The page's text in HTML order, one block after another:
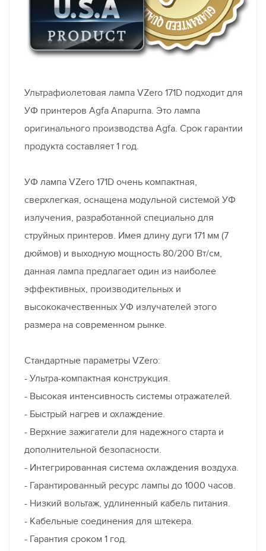
Ультрафиолетовая лампа VZero 171D подходит для
УФ принтеров Agfa Anapurna. Это лампа
оригинального производства Agfa. Срок гарантии
продукта составляет 1 год.
УФ лампа VZero 171D очень компактная,
сверхлегкая, оснащена модульной системой УФ
излучения, разработанной специально для
струйных принтеров. Имея длину дуги 171 мм (7
дюймов) и выходную мощность 80/200 Вт/см,
данная лампа предлагает один из наиболее
эффективных, производительных и
высококачественных УФ излучателей этого
размера на современном рынке.
Стандартные параметры VZero:
- Ультра-компактная конструкция.
- Высокая интенсивность системы отражателей.
- Быстрый нагрев и охлаждение.
- Верхние зажигатели для надежного старта и
дополнительной безопасности.
- Интегрированная система охлаждения воздуха.
- Гарантированный ресурс лампы до 1000 часов.
- Низкий вольтаж, удлиненный кабель питания.
- Кабельные соединения для штекера.
- Гарантия сроком 1 год.